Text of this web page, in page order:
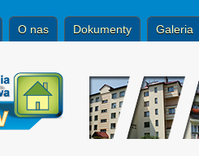
O nas Dokumenty Galeria